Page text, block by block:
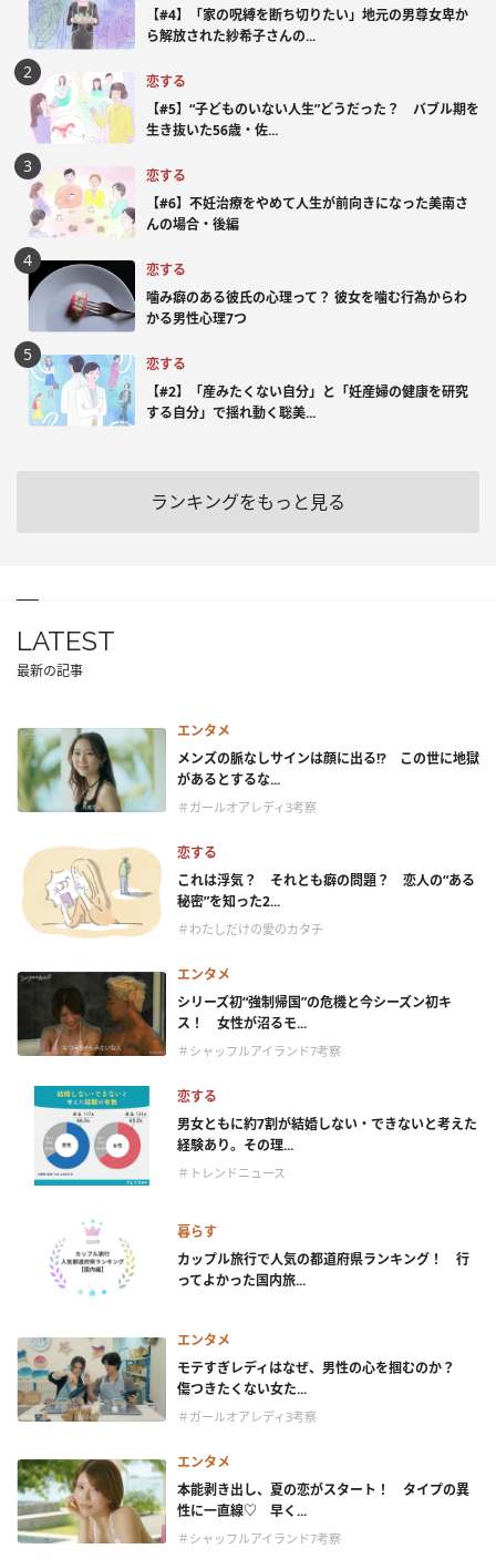
【#4】「家の呪縛を断ち切りたい」地元の男尊女卑か
ら解放された紗希子さんの...
恋する
【#5】“子どものいない人生”どうだった？ バブル期を
生き抜いた56歳・佐...
恋する
【#6】不妊治療をやめて人生が前向きになった美南さ
んの場合・後編
恋する
噛み癖のある彼氏の心理って？ 彼女を噛む行為からわ
かる男性心理7つ
恋する
【#2】「産みたくない自分」と「妊産婦の健康を研究
する自分」で揺れ動く聡美...
ランキングをもっと見る
LATEST
最新の記事
エンタメ
メンズの脈なしサインは顔に出る!? この世に地獄
があるとするな...
＃ガールオアレディ3考察
恋する
これは浮気？ それとも癖の問題？ 恋人の“ある
秘密”を知った2...
＃わたしだけの愛のカタチ
エンタメ
シリーズ初“強制帰国”の危機と今シーズン初キ
ス！ 女性が沼るモ...
＃シャッフルアイランド7考察
恋する
男女ともに約7割が結婚しない・できないと考えた
経験あり。その理...
＃トレンドニュース
暮らす
カップル旅行で人気の都道府県ランキング！ 行
ってよかった国内旅...
エンタメ
モテすぎレディはなぜ、男性の心を掴むのか？
傷つきたくない女た...
＃ガールオアレディ3考察
エンタメ
本能剥き出し、夏の恋がスタート！ タイプの異
性に一直線♡ 早く...
＃シャッフルアイランド7考察